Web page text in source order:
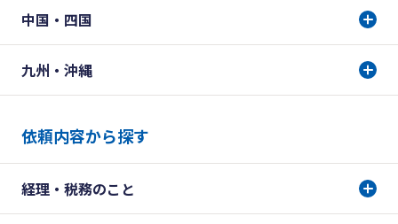
中国・四国
九州・沖縄
依頼内容から探す
経理・税務のこと